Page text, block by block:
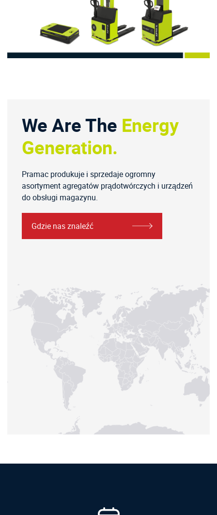
We Are The Energy
Generation.
Pramac produkuje i sprzedaje ogromny
asortyment agregatów prądotwórczych i urządzeń
do obsługi magazynu.
Gdzie nas znaleźć